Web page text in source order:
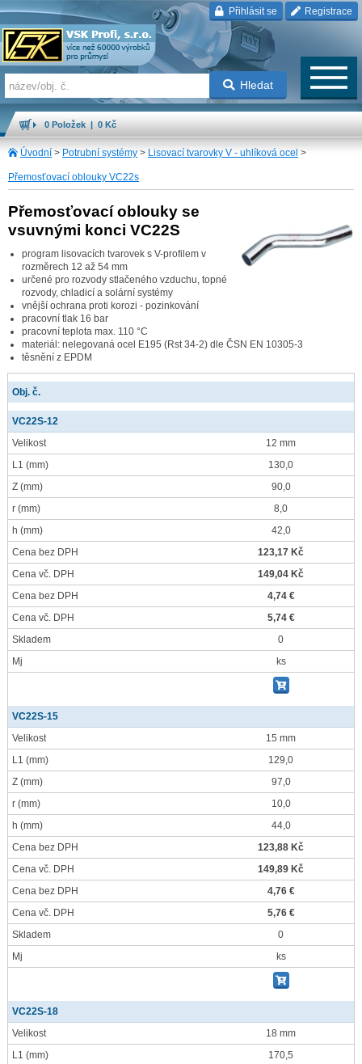
Přihlásit se Registrace
Hledat
0 Položek | 0 Kč
Úvodní > Potrubní systémy > Lisovací tvarovky V - uhlíková ocel >
Přemosťovací oblouky VC22s
Přemosťovací oblouky se
vsuvnými konci VC22S
program lisovacích tvarovek s V-profilem v
rozměrech 12 až 54 mm
určené pro rozvody stlačeného vzduchu, topné
rozvody, chladicí a solární systémy
vnější ochrana proti korozi - pozinkování
pracovní tlak 16 bar
pracovní teplota max. 110 °C
materiál: nelegovaná ocel E195 (Rst 34-2) dle ČSN EN 10305-3
těsnění z EPDM
Obj. č.
VC22S-12
Velikost
12 mm
L1 (mm)
130,0
Z (mm)
90,0
r (mm)
8,0
h (mm)
42,0
Cena bez DPH
123,17 Kč
Cena vč. DPH
149,04 Kč
Cena bez DPH
4,74 €
Cena vč. DPH
5,74 €
Skladem
0
Mj
ks
VC22S-15
Velikost
15 mm
L1 (mm)
129,0
Z (mm)
97,0
r (mm)
10,0
h (mm)
44,0
Cena bez DPH
123,88 Kč
Cena vč. DPH
149,89 Kč
Cena bez DPH
4,76 €
Cena vč. DPH
5,76 €
Skladem
0
Mj
ks
VC22S-18
Velikost
18 mm
L1 (mm)
170,5